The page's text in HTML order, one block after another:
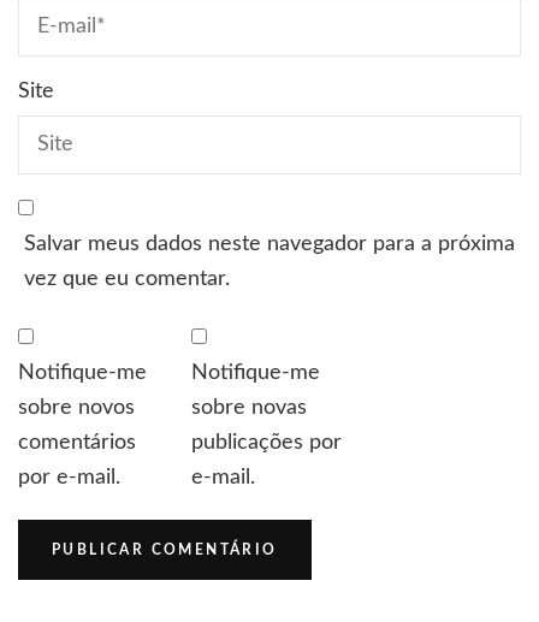
Site
Salvar meus dados neste navegador para a próxima
vez que eu comentar.
Notifique-me
sobre novos
comentários
por e-mail.
Notifique-me
sobre novas
publicações por
e-mail.